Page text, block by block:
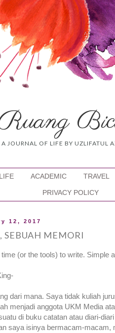
A JOURNAL OF LIFE BY UZLIFATUL
ACADEMIC TRAVEL
PRIVACY POLICY
12, 2017
SEBUAH MEMORI
(or the tools) to write. Simple
dari mana. Saya tidak kuliah
menjadi anggota UKM Media
di buku catatan atau diari-
saya isinya bermacam-macam,